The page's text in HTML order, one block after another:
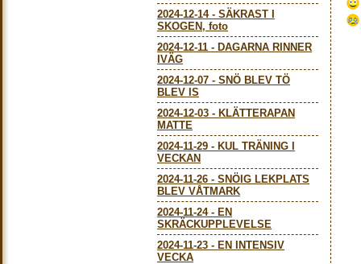
2024-12-14- SÄKRAST I
SKOGEN, foto
2024-12-11 - DAGARNA RINNER
IVÄG
2024-12-07 - SNÖ BLEV TÖ
BLEV IS
2024-12-03 - KLÄTTERAPAN
MATTE
2024-11-29 - KUL TRÄNING I
VECKAN
2024-11-26 - SNÖIG LEKPLATS
BLEV VÅTMARK
2024-11-24- EN
SKRÄCKUPPLEVELSE
2024-11-23 - EN INTENSIV
VECKA